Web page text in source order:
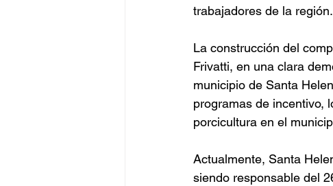
trabajadores de la región.
La construcción del
Frivatti, en una clara
municipio de Santa
programas de incentivo,
porcicultura en el
Actualmente, Santa
siendo responsable del